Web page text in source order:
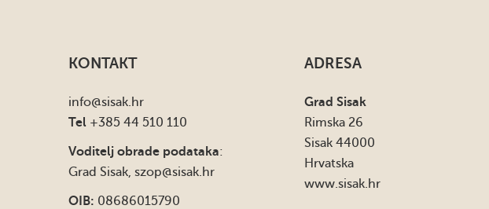
KONTAKT
info@sisak.hr
Tel +385 44 510 110
Voditelj obrade podataka:
Grad Sisak, szop@sisak.hr
OIB: 08686015790
ADRESA
Grad Sisak
Rimska 26
Sisak 44000
Hrvatska
www.sisak.hr